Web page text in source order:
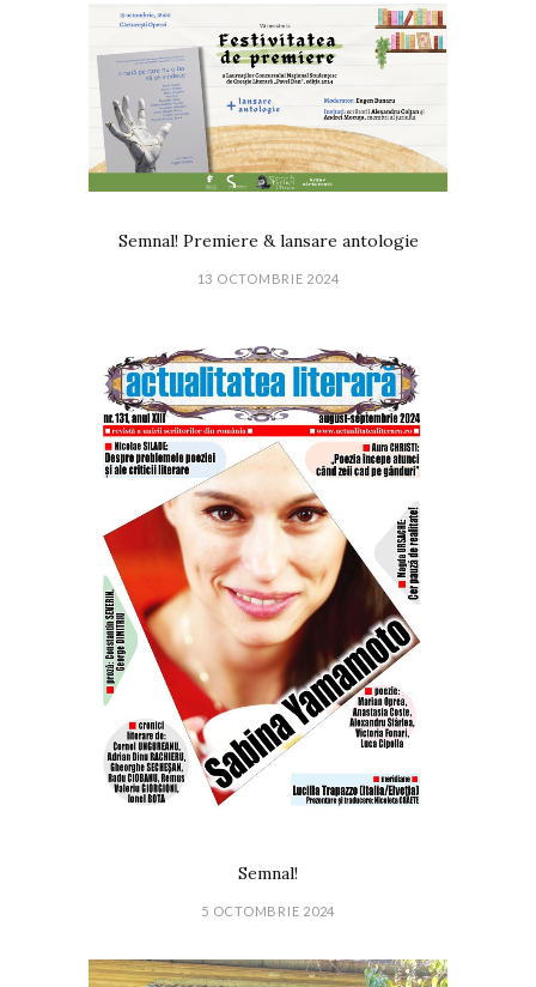
Semnal! Premiere & lansare antologie
13 OCTOMBRIE 2024
Semnal!
5 OCTOMBRIE 2024